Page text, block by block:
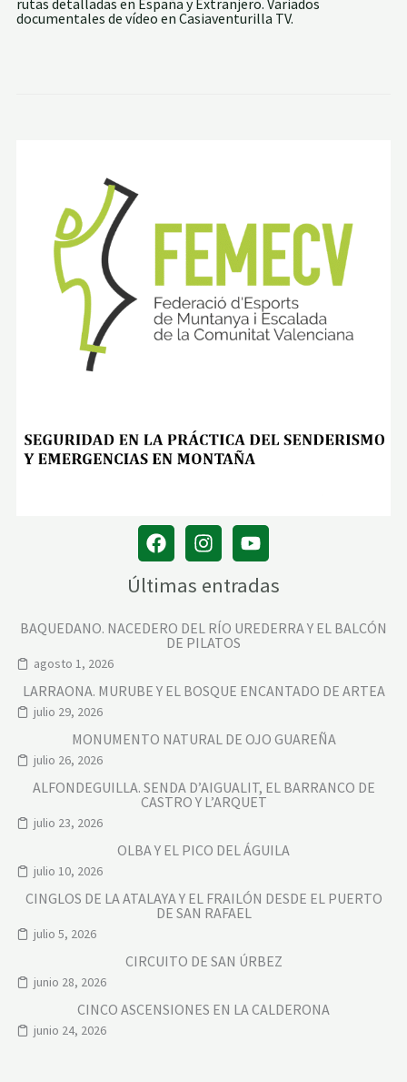
A
L
A
D
rutas detalladas en España y Extranjero. Variados
documentales de vídeo en Casiaventurilla TV.
Últimas entradas
BAQUEDANO. NACEDERO DEL RÍO UREDERRA Y EL BALCÓN
DE PILATOS
agosto 1, 2026
LARRAONA. MURUBE Y EL BOSQUE ENCANTADO DE ARTEA
julio 29, 2026
MONUMENTO NATURAL DE OJO GUAREÑA
julio 26, 2026
ALFONDEGUILLA. SENDA D’AIGUALIT, EL BARRANCO DE
CASTRO Y L’ARQUET
julio 23, 2026
OLBA Y EL PICO DEL ÁGUILA
julio 10, 2026
CINGLOS DE LA ATALAYA Y EL FRAILÓN DESDE EL PUERTO
DE SAN RAFAEL
julio 5, 2026
CIRCUITO DE SAN ÚRBEZ
junio 28, 2026
CINCO ASCENSIONES EN LA CALDERONA
junio 24, 2026